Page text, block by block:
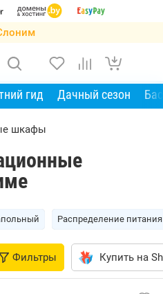
гид Дачный сезон
шкафы
Распределение питания
Фильтры Купить на